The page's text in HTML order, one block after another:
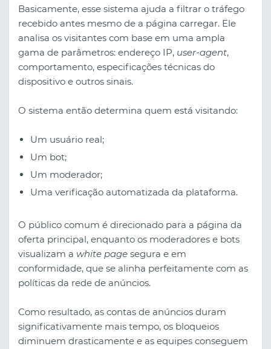
Basicamente, esse sistema ajuda a filtrar o tráfego
recebido antes mesmo de a página carregar. Ele
analisa os visitantes com base em uma ampla
gama de parâmetros: endereço IP, user-agent,
comportamento, especificações técnicas do
dispositivo e outros sinais.
O sistema então determina quem está visitando:
Um usuário real;
Um bot;
Um moderador;
Uma verificação automatizada da plataforma.
O público comum é direcionado para a página da
oferta principal, enquanto os moderadores e bots
visualizam a white page segura e em
conformidade, que se alinha perfeitamente com as
políticas da rede de anúncios.
Como resultado, as contas de anúncios duram
significativamente mais tempo, os bloqueios
diminuem drasticamente e as equipes conseguem